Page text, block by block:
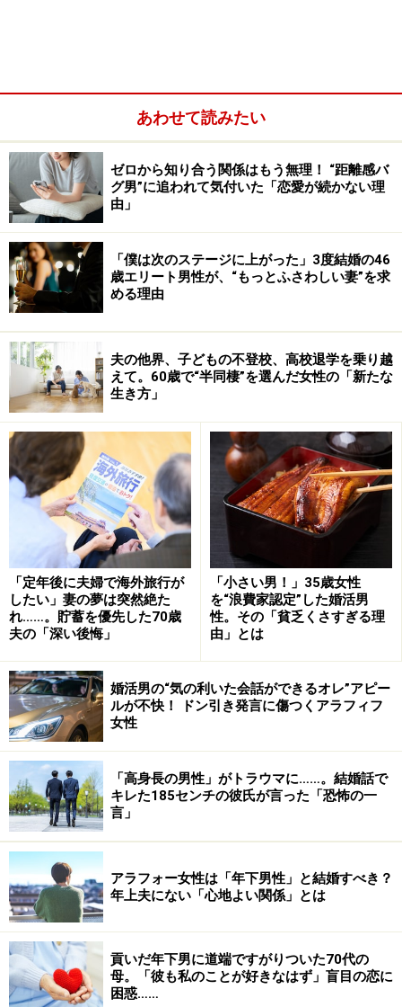
そういうのはミワさん（44歳）だ。30歳のときに友人の
紹介で、ひとつ年上の男性と結婚した。決め手は夫とな
った人が温和だったこと。
「うちの父親はすぐに怒鳴り散らすタイプだったから、
私はとにかく短気な男性はイヤだと思っていました。夫
はとにかく温和、私がちょっと文句を言っても『まあま
あ、いいじゃないか。楽しくやろうよ』という人。この
人となら穏やかな生活が送れると思って結婚しました」
ただ、その温和さは優柔不断とつながっていたようだ。
結婚して7年経ったころ、夫が真っ青な顔をして「ミワ
ちゃん、ごめん、もうだめだ」とつぶやいた。なんと夫
は、とある女性に誘惑されて一度限りという約束で関係
をもってしまった。彼女は夫が勤める飲食店に出入りし
て一方的に思いを募らせていたらしい。
「ごめん、とにかくごめん」と謝っていましたが、話を
よく聞くと、相手は完全に地雷女。関係をもって夫が帰
ろうとしたら『見捨てないで』と大泣きされ、なんとか
なだめて送って行ったものの、それ以来、毎日のように
待ち伏せされたり路上でいきなり泣きつかれたりしたと
いう。
地雷女が「怖くて仕事が行けない」と夫
「『とにかく一夜だけの過ちなんだ。反省してる、後悔
もしてる。こんなことはきみに言うことじゃないのもわ
かっている。だけどもう怖くて仕事にも行けない』っ
て。そのころ、夫が何か思い悩んでいるのは知っていま
した。でも理由を聞いても答えがなかったから、とりあ
あわせて読みたい
ゼロから知り合う関係はもう無理！ “距離感バ
グ男”に追われて気付いた「恋愛が続かない理
由」
「僕は次のステージに上がった」3度結婚の46
歳エリート男性が、“もっとふさわしい妻”を求
める理由
夫の他界、子どもの不登校、高校退学を乗り越
えて。60歳で“半同棲”を選んだ女性の「新たな
生き方」
「定年後に夫婦で海外旅行が
したい」妻の夢は突然絶た
れ……。貯蓄を優先した70歳
夫の「深い後悔」
「小さい男！」35歳女性
を“浪費家認定”した婚活男
性。その「貧乏くさすぎる理
由」とは
婚活男の“気の利いた会話ができるオレ”アピー
ルが不快！ ドン引き発言に傷つくアラフィフ
女性
「高身長の男性」がトラウマに……。結婚話で
キレた185センチの彼氏が言った「恐怖の一
言」
アラフォー女性は「年下男性」と結婚すべき？
年上夫にない「心地よい関係」とは
貢いだ年下男に道端ですがりついた70代の
母。「彼も私のことが好きなはず」盲目の恋に
困惑……